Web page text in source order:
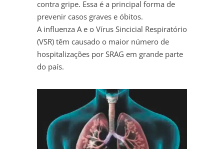
contra gripe. Essa é a principal forma de
prevenir casos graves e óbitos.
A influenza A e o Vírus Sincicial Respiratório
(VSR) têm causado o maior número de
hospitalizações por SRAG em grande parte
do país.